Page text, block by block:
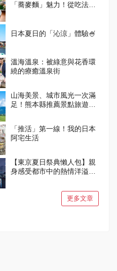
「蕎麥麵」魅力！從吃法到
日本夏日的「沁涼」體驗🍧
溫海溫泉：被綠意與花香環
繞的療癒溫泉街
山海美景、城市風光一次滿
足！熊本縣推薦景點旅遊指
「推活」第一線！我的日本
阿宅生活
【東京夏日祭典懶人包】親
身感受都市中的熱情洋溢與
更多文章